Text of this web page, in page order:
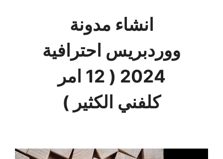
انشاء مدونة
ووردبريس احترافية
2024 ( 12 امر
كلفني الكثير )